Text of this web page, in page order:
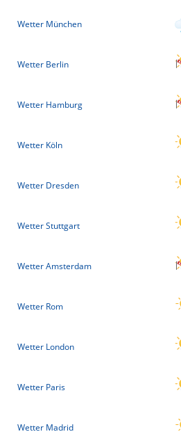
Wetter München
Wetter Berlin
Wetter Hamburg
Wetter Köln
Wetter Dresden
Wetter Stuttgart
Wetter Amsterdam
Wetter Rom
Wetter London
Wetter Paris
Wetter Madrid